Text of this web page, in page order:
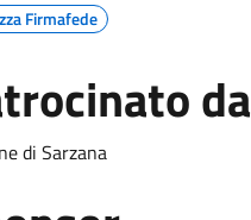
Firmafede
da
di Sarzana